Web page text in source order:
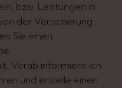
bzw. Leistungen in
der Versicherung
Sie einen
Vorab informiere ich
und erstelle einen